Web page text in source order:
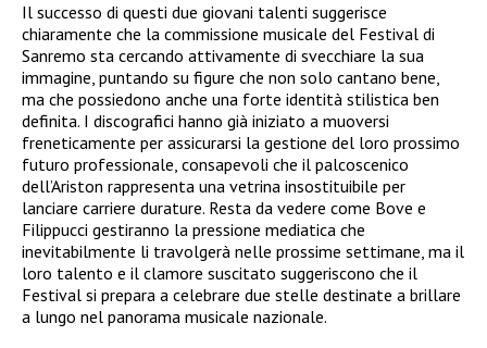
Il successo di questi due giovani talenti suggerisce
chiaramente che la commissione musicale del Festival di
Sanremo sta cercando attivamente di svecchiare la sua
immagine, puntando su figure che non solo cantano bene,
ma che possiedono anche una forte identità stilistica ben
definita. I discografici hanno già iniziato a muoversi
freneticamente per assicurarsi la gestione del loro prossimo
futuro professionale, consapevoli che il palcoscenico
dell’Ariston rappresenta una vetrina insostituibile per
lanciare carriere durature. Resta da vedere come Bove e
Filippucci gestiranno la pressione mediatica che
inevitabilmente li travolgerà nelle prossime settimane, ma il
loro talento e il clamore suscitato suggeriscono che il
Festival si prepara a celebrare due stelle destinate a brillare
a lungo nel panorama musicale nazionale.